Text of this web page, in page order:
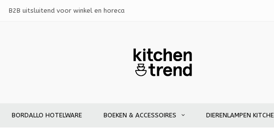
B2B uitsluitend voor winkel en horeca
BORDALLO HOTELWARE BOEKEN & ACCESSOIRES DIERENLAMPEN